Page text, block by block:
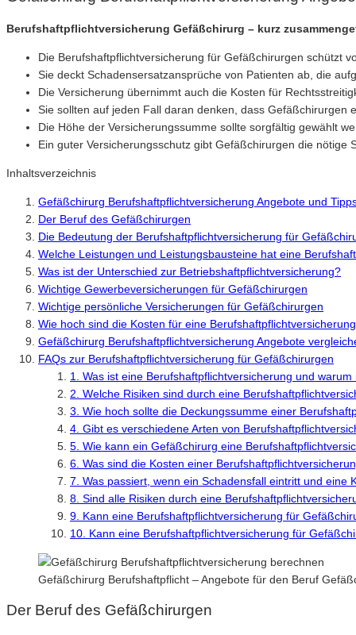
Berufshaftpflichtversicherung Gefäßchirurg – kurz
Die Berufshaftpflichtversicherung für Gefäßchirurgen schützt
Sie deckt Schadensersatzansprüche von Patienten ab, die
Die Versicherung übernimmt auch die Kosten für
Sie sollten auf jeden Fall daran denken, dass
Die Höhe der Versicherungssumme sollte sorgfältig gewählt
Ein guter Versicherungsschutz gibt Gefäßchirurgen die
Inhaltsverzeichnis
Gefäßchirurg Berufshaftpflichtversicherung Angebote und
Der Beruf des Gefäßchirurgen
Die Bedeutung der Berufshaftpflichtversicherung für
Welche Leistungen und Leistungsbausteine hat eine
Was ist der Unterschied zur Betriebshaftpflichtversicherung?
Wichtige Gewerbeversicherungen für Gefäßchirurgen
Wichtige persönliche Versicherungen für Gefäßchirurgen
Wie hoch sind die Kosten für eine
Gefäßchirurg Berufshaftpflichtversicherung Angebote
FAQs zur Berufshaftpflichtversicherung für Gefäßchirurgen
1. Was ist eine Berufshaftpflichtversicherung und
2. Welche Risiken sind durch eine
3. Wie hoch sollte die Deckungssumme einer
4. Gibt es verschiedene Arten von
5. Wie kann ein Gefäßchirurg eine
6. Was sind die Kosten einer
7. Was passiert, wenn ein Schadensfall eintritt und
8. Sind alle Risiken durch eine
9. Kann eine Berufshaftpflichtversicherung für
10. Kann eine Berufshaftpflichtversicherung für
Gefäßchirurg Berufshaftpflicht – Angebote für den Beruf
Der Beruf des Gefäßchirurgen